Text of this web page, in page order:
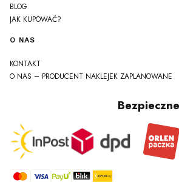
BLOG
JAK KUPOWAĆ?
O NAS
KONTAKT
O NAS – PRODUCENT NAKLEJEK ZAPLANOWANE